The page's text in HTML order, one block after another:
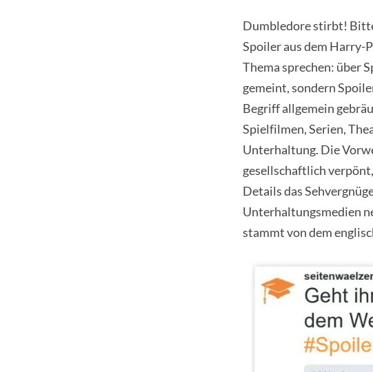
Dumbledore stirbt!
Spoiler aus dem Harry-
Thema sprechen: über
gemeint, sondern
Begriff allgemein
Spielfilmen, Serien,
Unterhaltung. Die
gesellschaftlich
Details das
Unterhaltungsmedien
stammt von dem